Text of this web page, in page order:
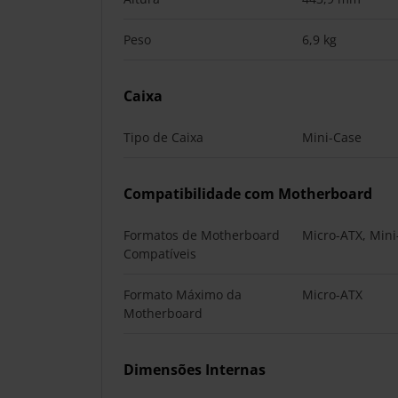
Peso 6,9 kg
Caixa
Tipo de Caixa Mini-Case
Compatibilidade com Motherboard
Formatos de Motherboard
Compatíveis
Micro-ATX,
Formato Máximo da
Motherboard
Micro-ATX
Dimensões Internas